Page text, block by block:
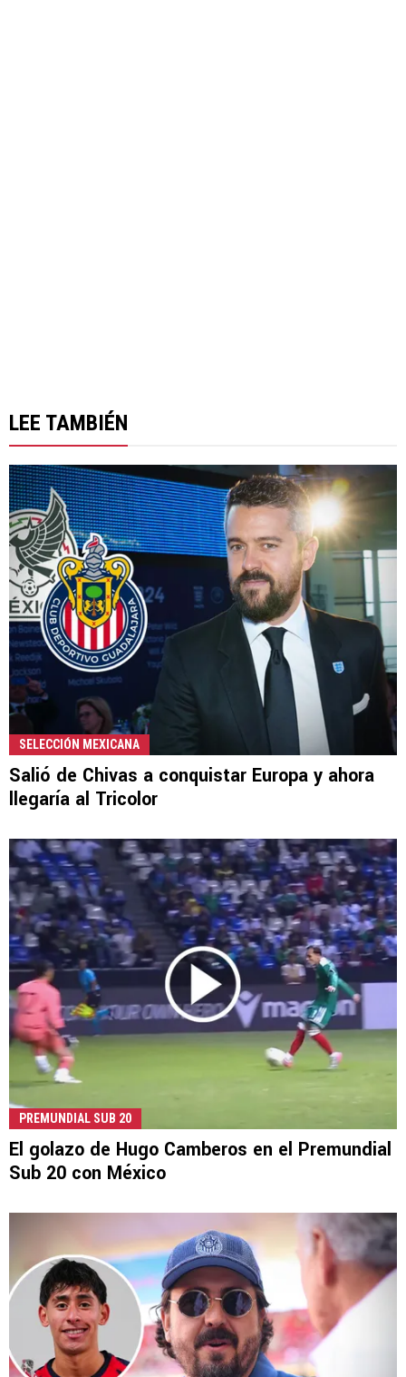
LEE TAMBIÉN
SELECCIÓN MEXICANA
Salió de Chivas a conquistar Europa y ahora
llegaría al Tricolor
PREMUNDIAL SUB 20
El golazo de Hugo Camberos en el Premundial
Sub 20 con México